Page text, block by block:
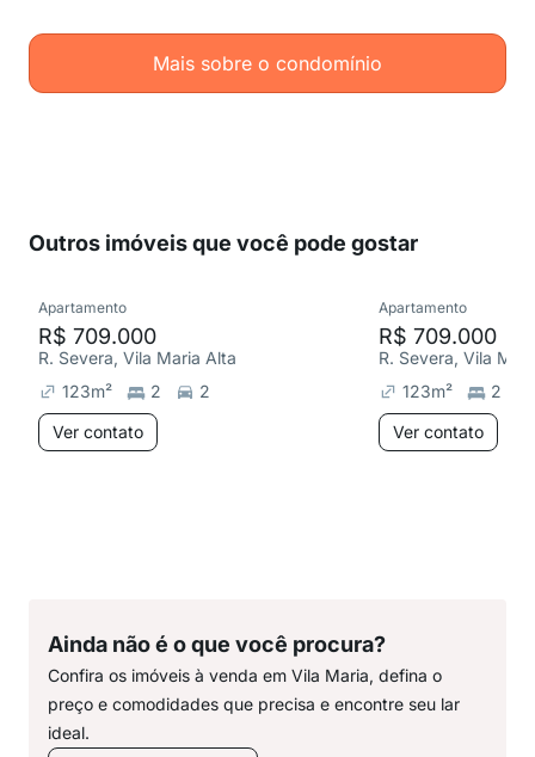
Mais sobre o condomínio
Outros imóveis que você pode gostar
Apartamento
R$ 709.000
R. Severa, Vila Maria Alta
123m² 2
2
Ver contato
Apartamento
R$ 709.000
R. Severa, Vila
123m²
2
Ver contato
Ainda não é o que você procura?
Confira os imóveis à venda em Vila Maria, defina o
preço e comodidades que precisa e encontre seu lar
ideal.